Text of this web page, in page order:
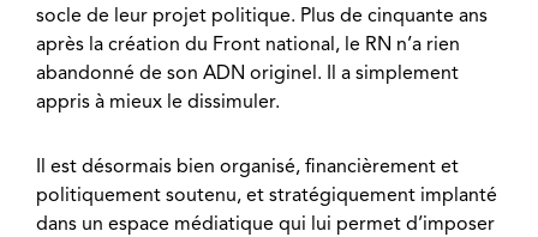
socle de leur projet politique. Plus de cinquante ans
après la création du Front national, le RN n’a rien
abandonné de son ADN originel. Il a simplement
appris à mieux le dissimuler.
Il est désormais bien organisé, financièrement et
politiquement soutenu, et stratégiquement implanté
dans un espace médiatique qui lui permet d’imposer